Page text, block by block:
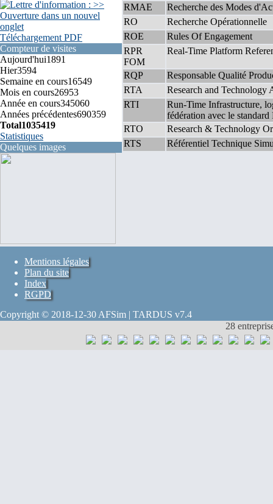
Téléchargement PDF
Compteur de visites
Aujourd'hui1891
Hier3594
Semaine en cours16549
Mois en cours26953
Année en cours345060
Années précédentes690359
Total1035419
Statistiques
Quelques images
RMAE
Recherche des Modes
RO
Recherche Opérationnelle
ROE
Rules Of Engagement
RPR
FOM
Real-Time Platform
RQP
Responsable Qualité
RTA
Research and Technology
RTI
Run-Time Infrastructure,
fédération avec le
RTO
Research & Technology
RTS
Référentiel Technique
Mentions légales
Plan du site
Index
RGPD
Copyright © 2018-12-30 AFSim | TARDUS v7.4
28